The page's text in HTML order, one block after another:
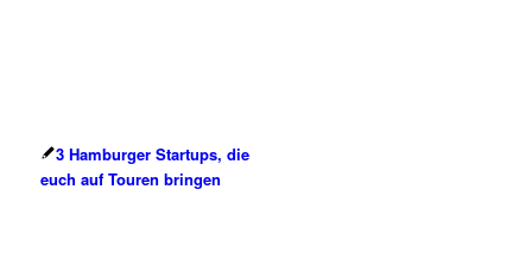
3 Hamburger Startups, die
euch auf Touren bringen